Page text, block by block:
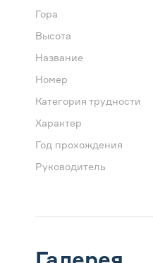
Гора
Высота
Название
Номер
Категория трудности
Характер
Год прохождения
Руководитель